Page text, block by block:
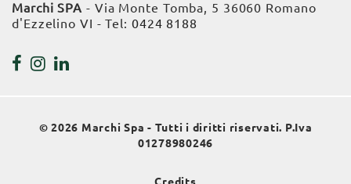
Marchi SPA - Via Monte Tomba, 5 36060 Romano
d'Ezzelino VI - Tel: 0424 8188
© 2026 Marchi Spa - Tutti i diritti riservati. P.Iva
01278980246